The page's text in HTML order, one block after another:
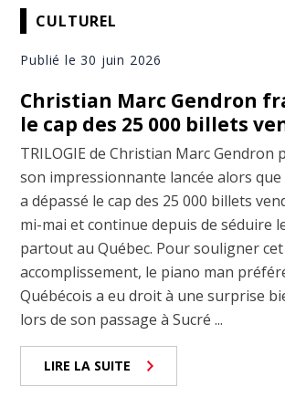
CULTUREL
Publié le 30 juin 2026
Christian Marc Gendron
le cap des 25 000 billets
TRILOGIE de Christian Marc Gendron
son impressionnante lancée alors
a dépassé le cap des 25 000 billets
mi-mai et continue depuis de séduire
partout au Québec. Pour souligner cet
accomplissement, le piano man
Québécois a eu droit à une surprise
lors de son passage à Sucré ...
LIRE LA SUITE